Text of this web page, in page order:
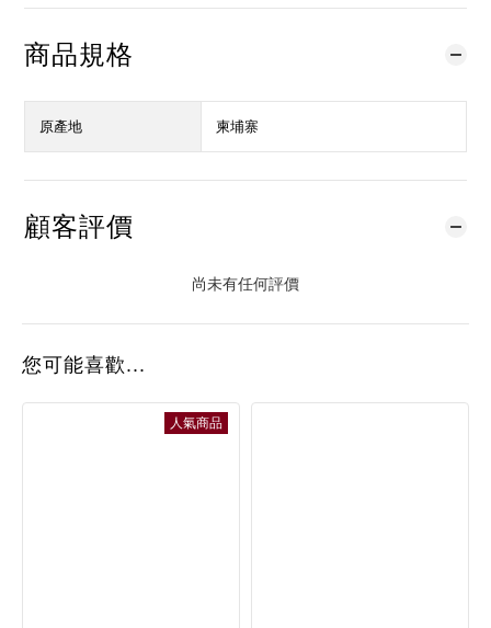
商品規格
原產地 柬埔寨
顧客評價
尚未有任何評價
您可能喜歡...
人氣商品